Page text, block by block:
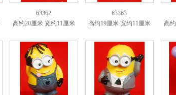
63362
高约20厘米 宽约11厘米
63363
高约19厘米 宽约11厘米
高